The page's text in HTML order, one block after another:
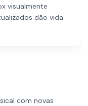
visualmente
dão vida
com novas